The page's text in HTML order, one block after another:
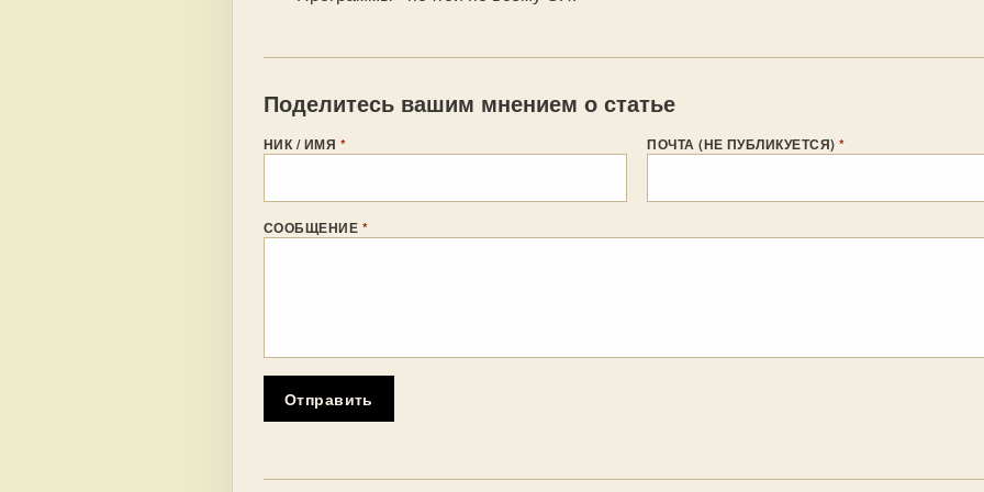
Поделитесь вашим мнением о статье
НИК / ИМЯ * ПОЧТА (НЕ ПУБЛИКУЕТСЯ)*
СООБЩЕНИЕ *
Отправить